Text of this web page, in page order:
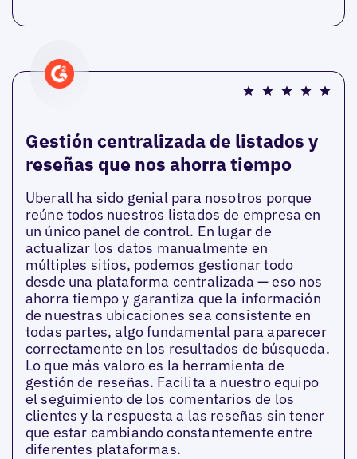
Gestión centralizada de listados y
reseñas que nos ahorra tiempo
Uberall ha sido genial para nosotros porque
reúne todos nuestros listados de empresa en
un único panel de control. En lugar de
actualizar los datos manualmente en
múltiples sitios, podemos gestionar todo
desde una plataforma centralizada — eso nos
ahorra tiempo y garantiza que la información
de nuestras ubicaciones sea consistente en
todas partes, algo fundamental para aparecer
correctamente en los resultados de búsqueda.
Lo que más valoro es la herramienta de
gestión de reseñas. Facilita a nuestro equipo
el seguimiento de los comentarios de los
clientes y la respuesta a las reseñas sin tener
que estar cambiando constantemente entre
diferentes plataformas.